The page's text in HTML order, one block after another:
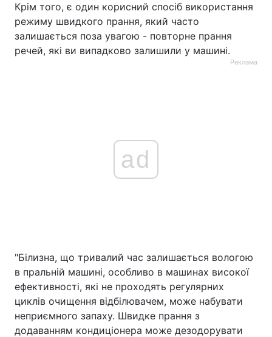
Крім того, є один корисний спосіб використання
режиму швидкого прання, який часто
залишається поза увагою - повторне прання
речей, які ви випадково залишили у машині.
Реклама
ad
"Білизна, що тривалий час залишається вологою
в пральній машині, особливо в машинах високої
ефективності, які не проходять регулярних
циклів очищення відбілювачем, може набувати
неприємного запаху. Швидке прання з
додаванням кондиціонера може дезодорувати